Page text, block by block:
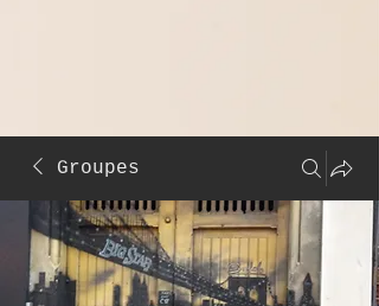
Groupes